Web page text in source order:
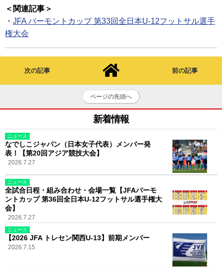
＜関連記事＞
・ JFA バーモントカップ 第33回全日本U-12フットサル選手
権大会
次の記事 前の記事
ページの先頭へ
新着情報
ニュース
なでしこジャパン（日本女子代表）メンバー発
表！【第20回アジア競技大会】
2026.7.27
ニュース
全試合日程・組み合わせ・会場一覧【JFAバーモ
ントカップ 第36回全日本U-12フットサル選手権大
会】
2026.7.27
ニュース
【2026 JFA トレセン関西U-13】前期メンバー
2026.7.15